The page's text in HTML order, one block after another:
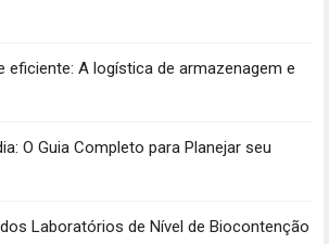
eficiente: A logística de armazenagem e
O Guia Completo para Planejar seu
Laboratórios de Nível de Biocontenção